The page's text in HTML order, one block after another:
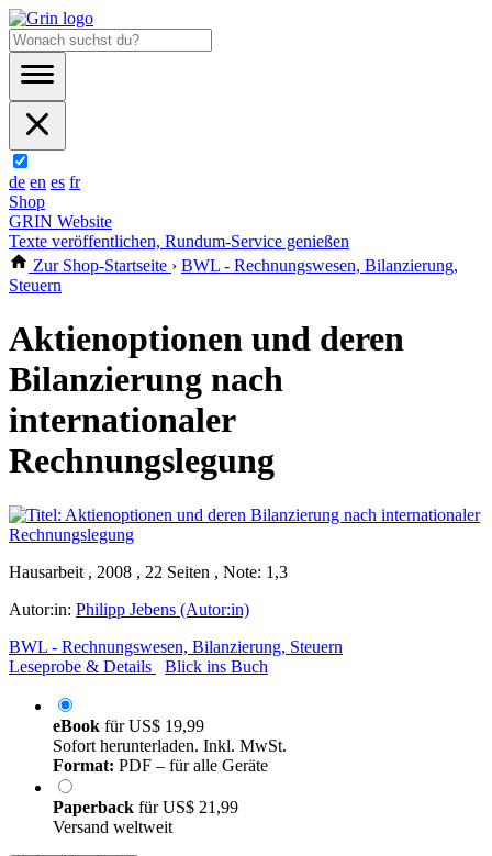
de en es fr
Shop
GRIN Website
Texte veröffentlichen, Rundum-Service genießen
Zur Shop-Startseite › BWL - Rechnungswesen, Bilanzierung,
Steuern
Aktienoptionen und deren
Bilanzierung nach
internationaler
Rechnungslegung
Hausarbeit , 2008 , 22 Seiten , Note: 1,3
Autor:in: Philipp Jebens (Autor:in)
BWL - Rechnungswesen, Bilanzierung, Steuern
Leseprobe & Details
Blick ins Buch
eBook fürUS$ 19,99
Sofort herunterladen. Inkl. MwSt.
Format: PDF – für alle Geräte
Paperback fürUS$ 21,99
Versand weltweit